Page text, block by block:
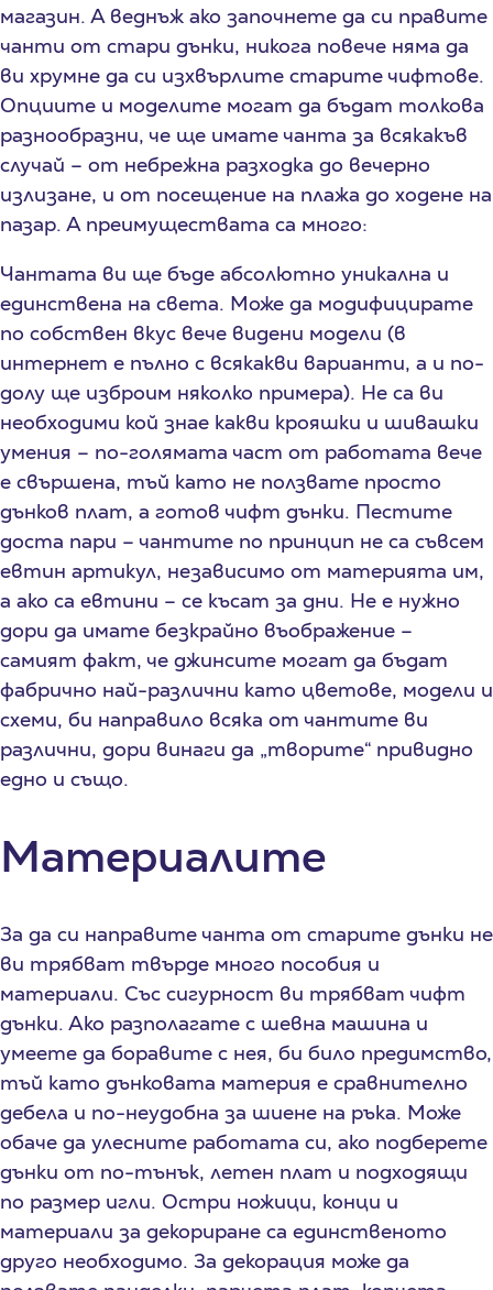
магазин. А веднъж ако започнете да си правите
чанти от стари дънки, никога повече няма да
ви хрумне да си изхвърлите старите чифтове.
Опциите и моделите могат да бъдат толкова
разнообразни, че ще имате чанта за всякакъв
случай – от небрежна разходка до вечерно
излизане, и от посещение на плажа до ходене на
пазар. А преимуществата са много:
Чантата ви ще бъде абсолютно уникална и
единствена на света. Може да модифицирате
по собствен вкус вече видени модели (в
интернет е пълно с всякакви варианти, а и по-
долу ще изброим няколко примера). Не са ви
необходими кой знае какви крояшки и шивашки
умения – по-голямата част от работата вече
е свършена, тъй като не ползвате просто
дънков плат, а готов чифт дънки. Пестите
доста пари – чантите по принцип не са съвсем
евтин артикул, независимо от материята им,
а ако са евтини – се късат за дни. Не е нужно
дори да имате безкрайно въображение –
самият факт, че джинсите могат да бъдат
фабрично най-различни като цветове, модели и
схеми, би направило всяка от чантите ви
различни, дори винаги да „творите“ привидно
едно и също.
Материалите
За да си направите чанта от старите дънки не
ви трябват твърде много пособия и
материали. Със сигурност ви трябват чифт
дънки. Ако разполагате с шевна машина и
умеете да боравите с нея, би било предимство,
тъй като дънковата материя е сравнително
дебела и по-неудобна за шиене на ръка. Може
обаче да улесните работата си, ако подберете
дънки от по-тънък, летен плат и подходящи
по размер игли. Остри ножици, конци и
материали за декориране са единственото
друго необходимо. За декорация може да